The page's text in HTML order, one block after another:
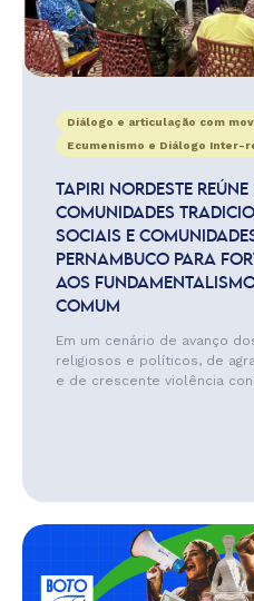
Diálogo e articulação com
Ecumenismo e Diálogo Inter-
TAPIRI NORDESTE
COMUNIDADES
SOCIAIS E
PERNAMBUCO PARA
AOS
COMUM
Em um cenário de avanço
religiosos e políticos, de
e de crescente violência